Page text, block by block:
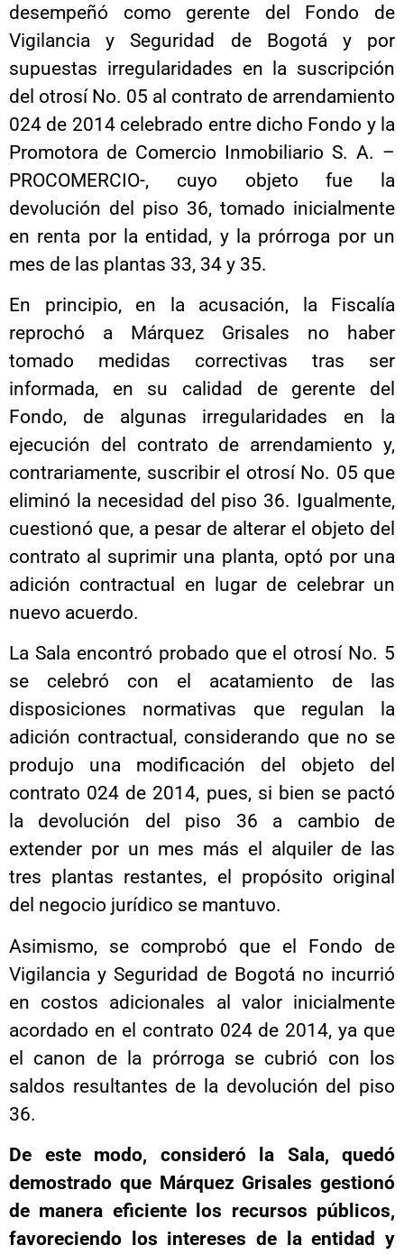
desempeñó como gerente del Fondo de
Vigilancia y Seguridad de Bogotá y por
supuestas irregularidades en la suscripción
del otrosí No. 05 al contrato de arrendamiento
024 de 2014 celebrado entre dicho Fondo y la
Promotora de Comercio Inmobiliario S. A. –
PROCOMERCIO-, cuyo objeto fue la
devolución del piso 36, tomado inicialmente
en renta por la entidad, y la prórroga por un
mes de las plantas 33, 34 y 35.
En principio, en la acusación, la Fiscalía
reprochó a Márquez Grisales no haber
tomado medidas correctivas tras ser
informada, en su calidad de gerente del
Fondo, de algunas irregularidades en la
ejecución del contrato de arrendamiento y,
contrariamente, suscribir el otrosí No. 05 que
eliminó la necesidad del piso 36. Igualmente,
cuestionó que, a pesar de alterar el objeto del
contrato al suprimir una planta, optó por una
adición contractual en lugar de celebrar un
nuevo acuerdo.
La Sala encontró probado que el otrosí No. 5
se celebró con el acatamiento de las
disposiciones normativas que regulan la
adición contractual, considerando que no se
produjo una modificación del objeto del
contrato 024 de 2014, pues, si bien se pactó
la devolución del piso 36 a cambio de
extender por un mes más el alquiler de las
tres plantas restantes, el propósito original
del negocio jurídico se mantuvo.
Asimismo, se comprobó que el Fondo de
Vigilancia y Seguridad de Bogotá no incurrió
en costos adicionales al valor inicialmente
acordado en el contrato 024 de 2014, ya que
el canon de la prórroga se cubrió con los
saldos resultantes de la devolución del piso
36.
De este modo, consideró la Sala, quedó
demostrado que Márquez Grisales gestionó
de manera eficiente los recursos públicos,
favoreciendo los intereses de la entidad y